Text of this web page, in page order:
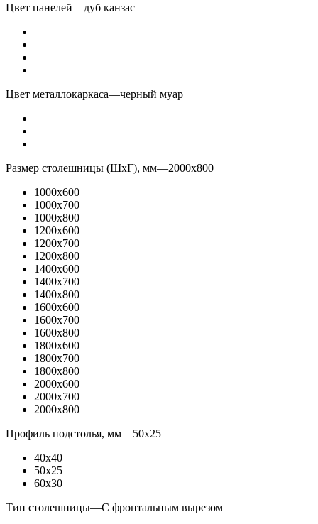
Цвет панелей—дуб канзас
Цвет металлокаркаса—черный муар
Размер столешницы (ШхГ), мм—2000x800
1000x600
1000x700
1000x800
1200x600
1200x700
1200x800
1400x600
1400x700
1400x800
1600x600
1600x700
1600x800
1800x600
1800x700
1800x800
2000x600
2000x700
2000x800
Профиль подстолья, мм—50x25
40x40
50x25
60x30
Тип столешницы—С фронтальным вырезом